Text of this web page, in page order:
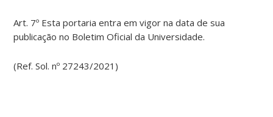
Art. 7º Esta portaria entra em vigor na data de sua
publicação no Boletim Oficial da Universidade.
(Ref. Sol. nº 27243/2021)